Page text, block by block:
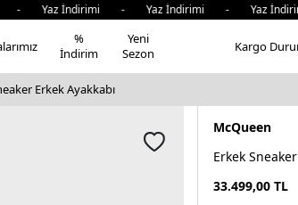
İndirimi - Yaz İndirimi - Yaz
%
İndirim
Yeni
Sezon
Kargo
Erkek Ayakkabı
McQueen
Erkek Sneaker
33.499,00 TL